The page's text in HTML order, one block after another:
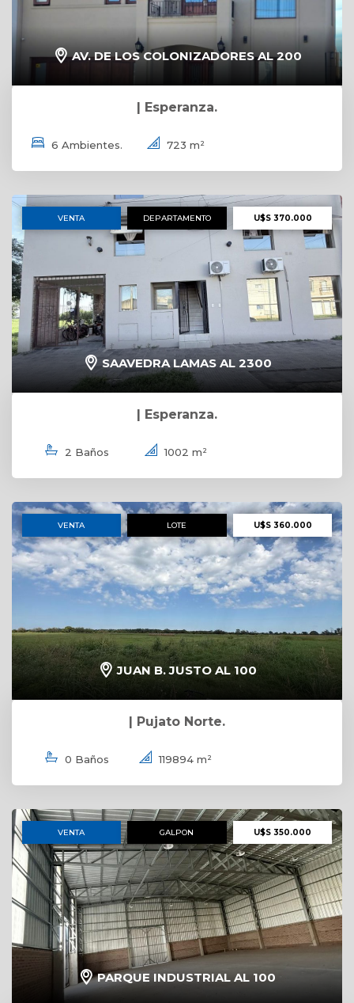
AV. DE LOS COLONIZADORES AL 200
| Esperanza.
6 Ambientes. 723 m²
VENTA DEPARTAMENTO U$S 370.000
SAAVEDRA LAMAS AL 2300
| Esperanza.
2 Baños 1002 m²
VENTA LOTE U$S 360.000
JUAN B. JUSTO AL 100
| Pujato Norte.
0 Baños 119894 m²
VENTA GALPON U$S 350.000
PARQUE INDUSTRIAL AL 100